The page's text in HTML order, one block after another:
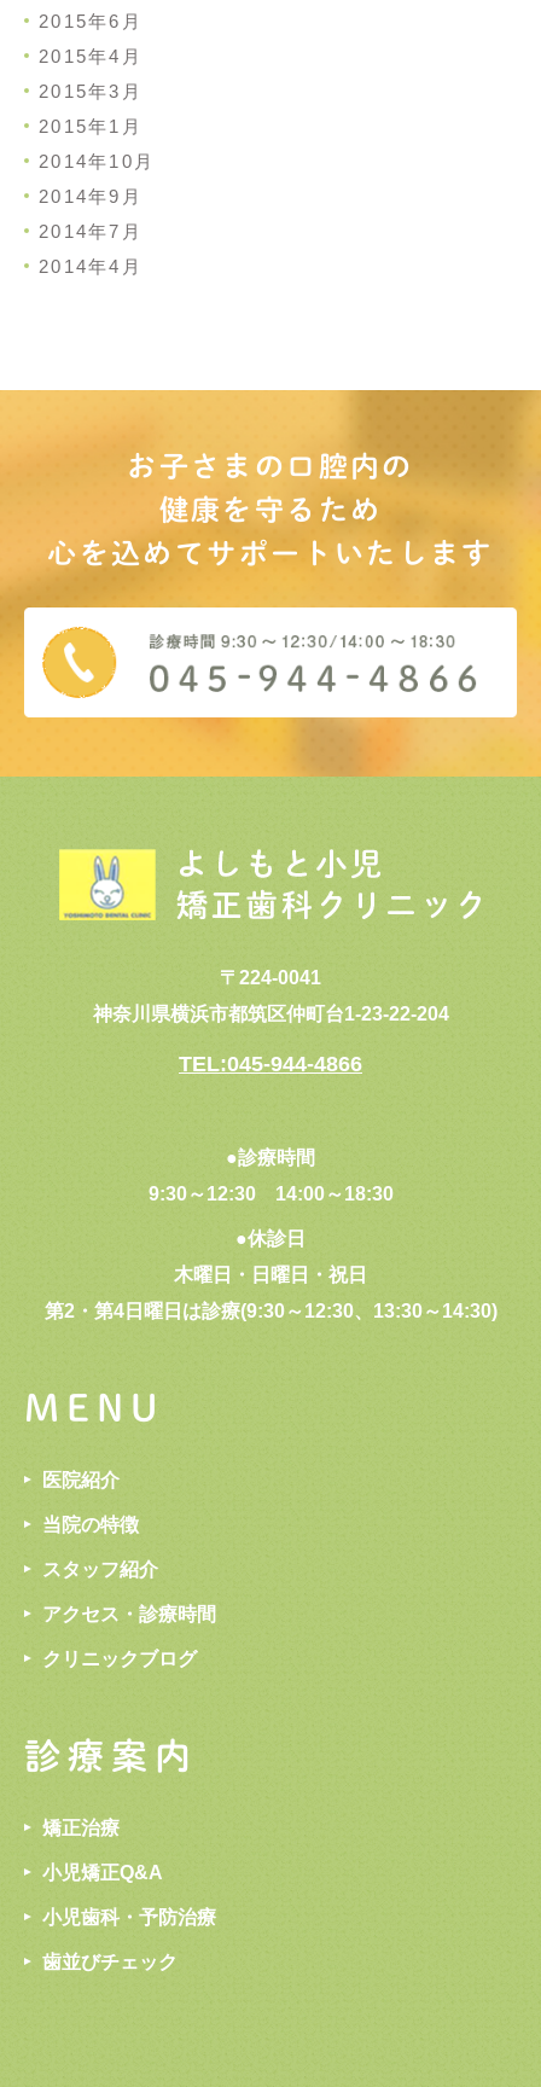
2015年6月
2015年4月
2015年3月
2015年1月
2014年10月
2014年9月
2014年7月
2014年4月
お子さまの口腔内の
健康を守るため
心を込めてサポート いたします
〒224-0041
神奈川県横浜市都筑区仲町台1-23-22-204
TEL:045-944-4866
●診療時間
9:30～12:30 14:00～18:30
●休診日
木曜日・日曜日・祝日
第2・第4日曜日は診療(9:30～12:30、13:30～14:30)
MENU
医院紹介
当院の特徴
スタッフ紹介
アクセス・診療時間
クリニックブログ
診療案内
矯正治療
小児矯正Q&A
小児歯科・予防治療
歯並びチェック